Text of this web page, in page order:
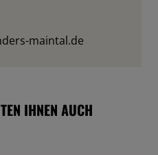
maintal.de
IHNEN AUCH